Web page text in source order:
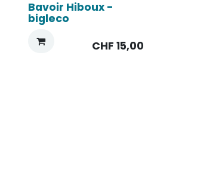
Bavoir Hiboux -
bigleco
CHF15,00